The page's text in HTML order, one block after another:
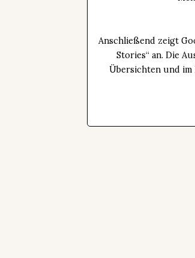
Anschließend zeigt
Stories“ an. Die
Übersichten und